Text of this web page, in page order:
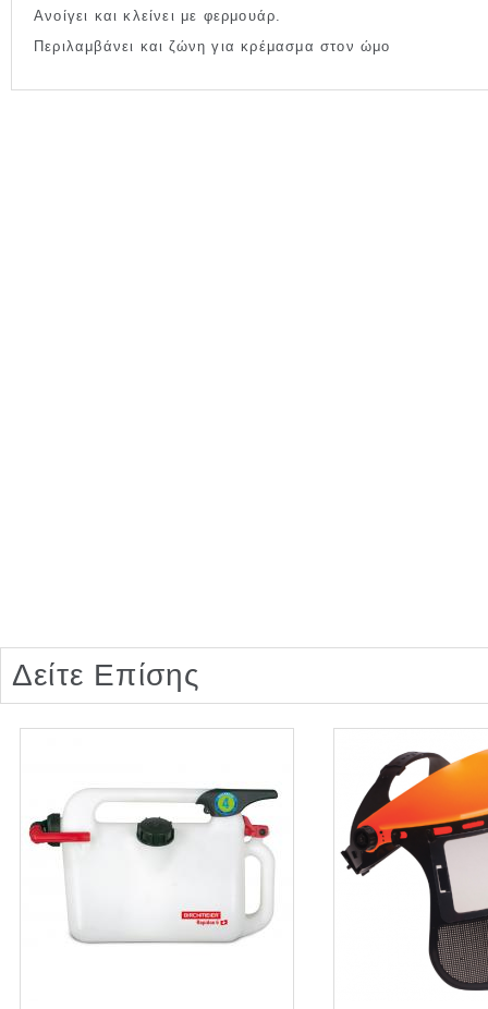
Ανοίγει και κλείνει με φερμουάρ.
Περιλαμβάνει και ζώνη για κρέμασμα στον ώμο
Δείτε Επίσης